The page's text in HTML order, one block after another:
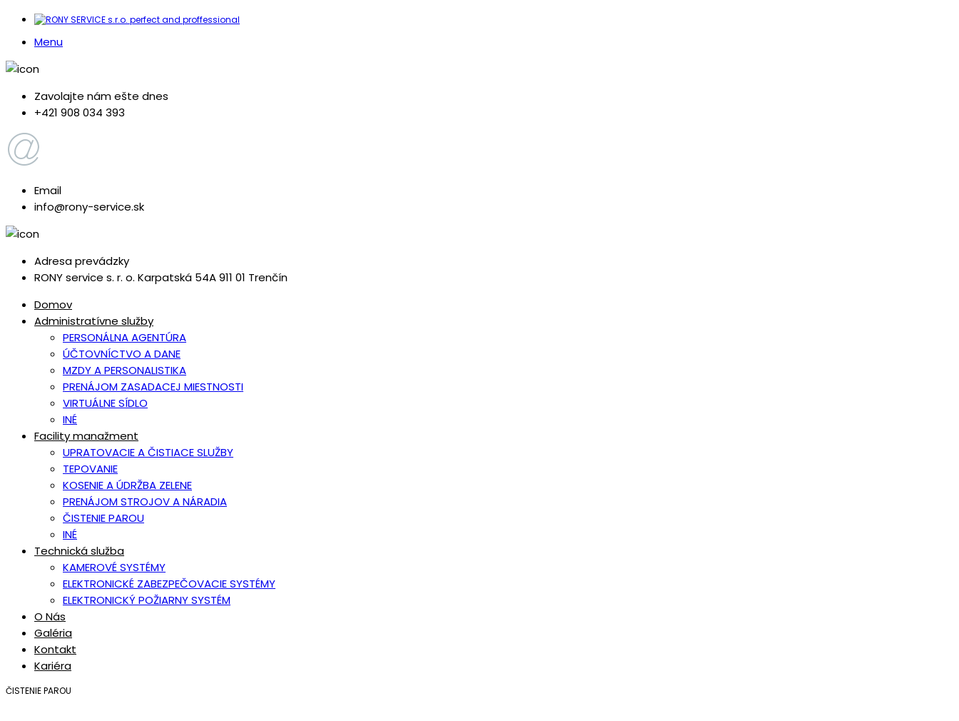
Menu
Zavolajte nám ešte dnes
+421 908 034 393
Email
info@rony-service.sk
Adresa prevádzky
RONY service s. r. o. Karpatská 54A 911 01 Trenčín
Domov
Administratívne služby
PERSONÁLNA AGENTÚRA
ÚČTOVNÍCTVO A DANE
MZDY A PERSONALISTIKA
PRENÁJOM ZASADACEJ MIESTNOSTI
VIRTUÁLNE SÍDLO
INÉ
Facility manažment
UPRATOVACIE A ČISTIACE SLUŽBY
TEPOVANIE
KOSENIE A ÚDRŽBA ZELENE
PRENÁJOM STROJOV A NÁRADIA
ČISTENIE PAROU
INÉ
Technická služba
KAMEROVÉ SYSTÉMY
ELEKTRONICKÉ ZABEZPEČOVACIE SYSTÉMY
ELEKTRONICKÝ POŽIARNY SYSTÉM
O Nás
Galéria
Kontakt
Kariéra
ČISTENIE PAROU